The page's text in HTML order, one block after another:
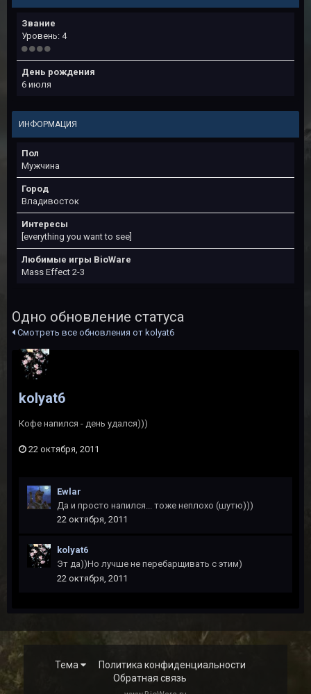
Звание
Уровень: 4
День рождения
6 июля
ИНФОРМАЦИЯ
Пол
Мужчина
Город
Владивосток
Интересы
[everything you want to see]
Любимые игры BioWare
Mass Effect 2-3
Одно обновление статуса
Смотреть все обновления от kolyat6
kolyat6
Кофе напился - день удался)))
22 октября, 2011
Ewlar
Да и просто напился... тоже неплохо (шутю)))
22 октября, 2011
kolyat6
Эт да))Но лучше не перебарщивать с этим)
22 октября, 2011
Тема
Политика конфиденциальности
Обратная связь